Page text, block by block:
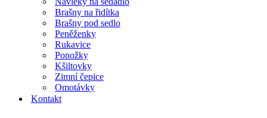
Brašny na řidítka
Brašny pod sedlo
Peněženky
Rukavice
Ponožky
Kšiltovky
Zimní čepice
Omotávky
Kontakt